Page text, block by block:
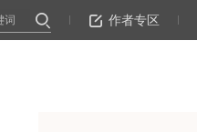
作者专区